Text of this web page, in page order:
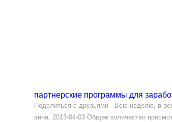
партнерские программы для
Поделиться с друзьями - Всю неделю, в
вина. 2013-04-03 Общее количество